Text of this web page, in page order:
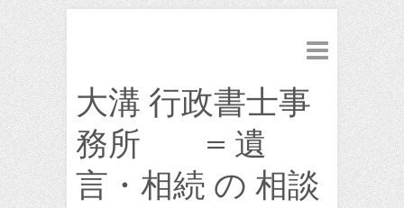
大溝 行政書士事
務所 = 遺
言・相続 の 相談